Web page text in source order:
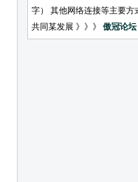
字） 其他网络连接等主要
共同某发展 》》》 傲冠论坛